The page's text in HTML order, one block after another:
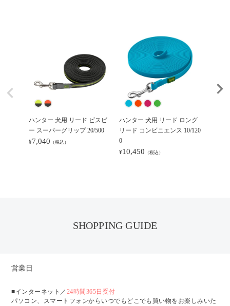
ハンター 犬用 リード ビスビ
ー スーパーグリップ 20/500
¥7,040 （税込）
ハンター 犬用 リード ロング
リード コンビニエンス 10/120
0
¥10,450 （税込）
SHOPPING GUIDE
営業日
■インターネット／ 24時間365日受付
パソコン、スマートフォンからいつでもどこでも買い物をお楽しみいた